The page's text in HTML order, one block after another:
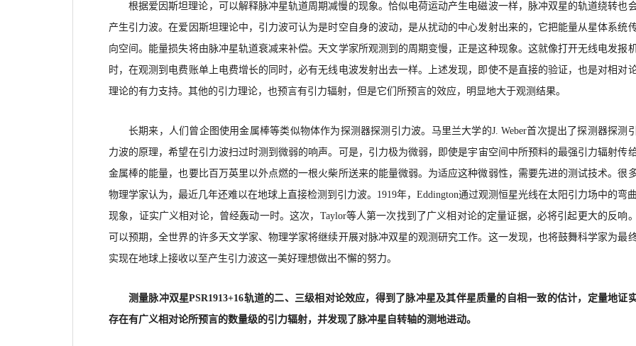
根据爱因斯坦理论，
可以解释脉冲星轨道周期减慢的现象。恰似电荷运动产生电磁波一样，脉冲双星的轨道绕转也
产生引力波。在爱因斯坦理论中，引力波可认为是时空自身的波动，是从扰动的中心发射出来的，它把能量从星体系统
向空间。能量损失将由脉冲星轨道衰减来补偿。天文学家所观测到的周期变慢，正是这种现象。这就像打开无线电发报
时，在观测到电费账单上电费增长的同时，必有无线电波发射出去一样。上述发现，即使不是直接的验证，也是对相对
理论的有力支持。其他的引力理论，也预言有引力辐射，但是它们所预言的效应，明显地大于观测结果。
长期来， 人们曾企图使用金属棒等类似物体作为探测器探测引力波。马里兰大学的J. Weber首次提出了探测器探测引
力波的原理，希望在引力波扫过时测到微弱的响声。
可是，引力极为微弱，即使是宇宙空间中所预料的最强引力辐射传
金属棒的能量，也要比百万英里以外点燃的一根火柴所送来的能量微弱。为适应这种微弱性， 需要先进的测试技术。很
物理学家认为，最近几年还难以在地球上直接检测到引力波。 1919年，Eddington通过观测恒星光线在太阳引力场中的弯曲
现象，证实广义相对论，曾经轰动一时。这次，Taylor等人第一次找到了广义相对论的定量证据，必将引起更大的反响。
可以预期，全世界的许多天文学家、物理学家将继续开展对脉冲双星的观测研究工作。这一发现，也将鼓舞科学家为最
实现在地球上接收以至产生引力波这一美好理想做出不懈的努力。
测量脉冲双星PSR1913+16轨道的二、三级相对论效应，得到了脉冲星及其伴星质量的自相一致的估计，定量地证
存在有广义相对论所预言的数量级的引力辐射，并发现了脉冲星自转轴的测地进动。